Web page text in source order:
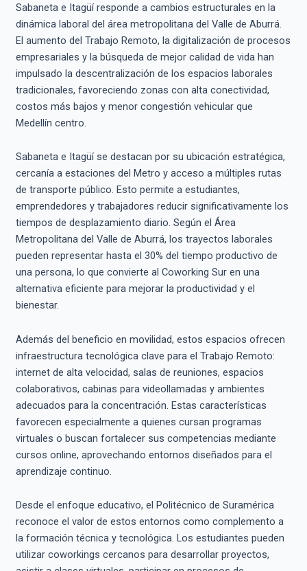
Sabaneta e Itagüí responde a cambios estructurales en la
dinámica laboral del área metropolitana del Valle de Aburrá.
El aumento del Trabajo Remoto, la digitalización de procesos
empresariales y la búsqueda de mejor calidad de vida han
impulsado la descentralización de los espacios laborales
tradicionales, favoreciendo zonas con alta conectividad,
costos más bajos y menor congestión vehicular que
Medellín centro.
Sabaneta e Itagüí se destacan por su ubicación estratégica,
cercanía a estaciones del Metro y acceso a múltiples rutas
de transporte público. Esto permite a estudiantes,
emprendedores y trabajadores reducir significativamente los
tiempos de desplazamiento diario. Según el Área
Metropolitana del Valle de Aburrá, los trayectos laborales
pueden representar hasta el 30% del tiempo productivo de
una persona, lo que convierte al Coworking Sur en una
alternativa eficiente para mejorar la productividad y el
bienestar.
Además del beneficio en movilidad, estos espacios ofrecen
infraestructura tecnológica clave para el Trabajo Remoto:
internet de alta velocidad, salas de reuniones, espacios
colaborativos, cabinas para videollamadas y ambientes
adecuados para la concentración. Estas características
favorecen especialmente a quienes cursan programas
virtuales o buscan fortalecer sus competencias mediante
cursos online, aprovechando entornos diseñados para el
aprendizaje continuo.
Desde el enfoque educativo, el Politécnico de Suramérica
reconoce el valor de estos entornos como complemento a
la formación técnica y tecnológica. Los estudiantes pueden
utilizar coworkings cercanos para desarrollar proyectos,